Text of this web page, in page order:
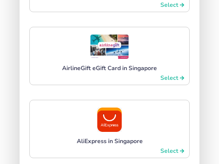
Select
AirlineGift eGift Card in Singapore
Select
AliExpress in Singapore
Select